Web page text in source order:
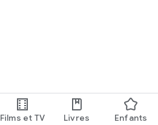
Films et TV Livres Enfants